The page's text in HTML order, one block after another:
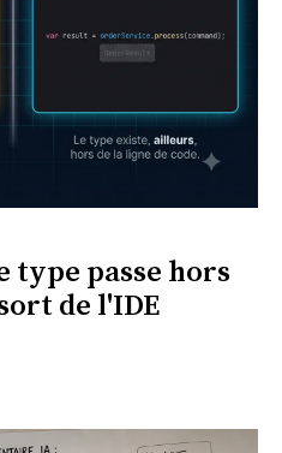
type passe hors
de l'IDE